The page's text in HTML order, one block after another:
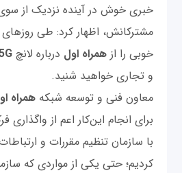
خبری خوش در آینده نزدیک از
مشترکانش، اظهار کرد: طی
خوبی را از همراه اول درباره لانچ
و تجاری خواهید شنید.
معاون فنی و توسعه شبکه همراه
برای انجام این‌کار اعم از واگذاری
با سازمان تنظیم مقررات و
کردیم؛ حتی یکی از مواردی که